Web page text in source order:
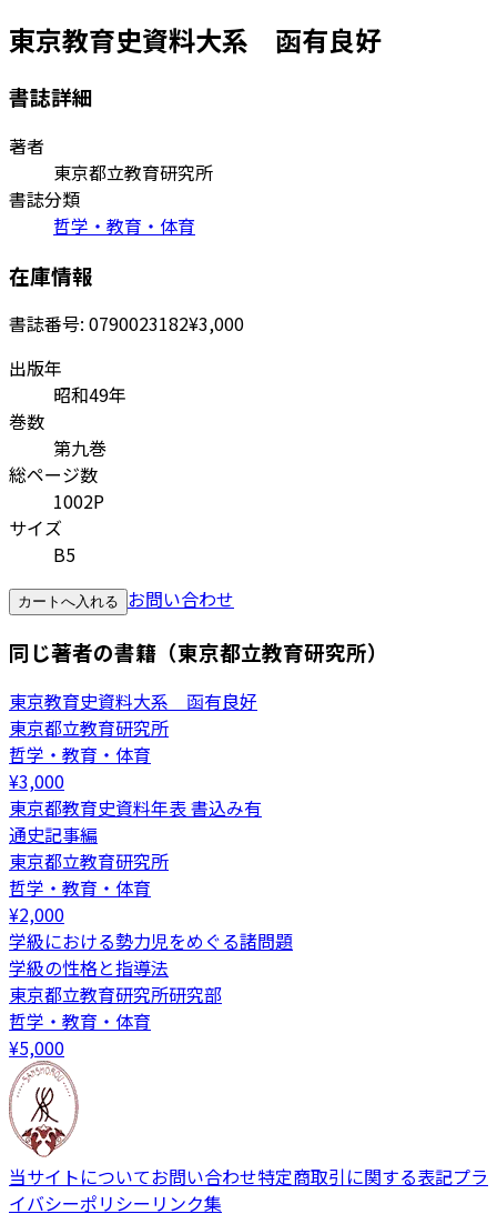
東京教育史資料大系 函有良好
書誌詳細
著者
東京都立教育研究所
書誌分類
哲学・教育・体育
在庫情報
書誌番号: 0790023182¥3,000
出版年
昭和49年
巻数
第九巻
総ページ数
1002P
サイズ
B5
カートへ入れる お問い合わせ
同じ著者の書籍（東京都立教育研究所）
東京教育史資料大系 函有良好
東京都立教育研究所
哲学・教育・体育
¥3,000
東京都教育史資料年表 書込み有
通史記事編
東京都立教育研究所
哲学・教育・体育
¥2,000
学級における勢力児をめぐる諸問題
学級の性格と指導法
東京都立教育研究所研究部
哲学・教育・体育
¥5,000
当サイトについてお問い合わせ特定商取引に関する表記プラ
イバシーポリシー リンク集